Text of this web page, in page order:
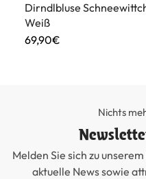
Dirndlbluse
Weiß
69,90€
Nichts
Melden Sie sich zu
aktuelle News sowie